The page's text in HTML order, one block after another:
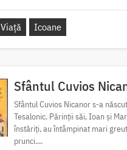
Viață Icoane
Sfântul Cuvios
Sfântul Cuvios Nicanor s-a
Tesalonic. Părinții săi, Ioan și
înstăriți, au întâmpinat mari
prunci....